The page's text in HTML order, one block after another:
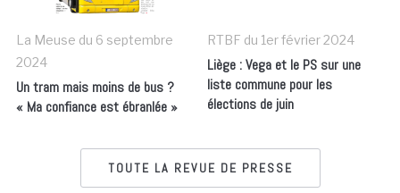
La Meuse du 6 septembre
2024
Un tram mais moins de bus ?
« Ma confiance est ébranlée »
RTBF du 1er février 2024
Liège : Vega et le PS sur une
liste commune pour les
élections de juin
TOUTE LA REVUE DE PRESSE